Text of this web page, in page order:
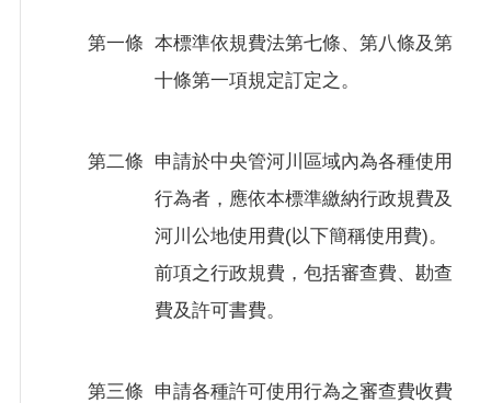
第一條 本標準依規費法第七條、第八條及第
十條第一項規定訂定之。
第二條 申請於中央管河川區域內為各種使用
行為者，應依本標準繳納行政規費及
河川公地使用費(以下簡稱使用費)。
前項之行政規費，包括審查費、勘查
費及許可書費。
第三條 申請各種許可使用行為之審查費收費